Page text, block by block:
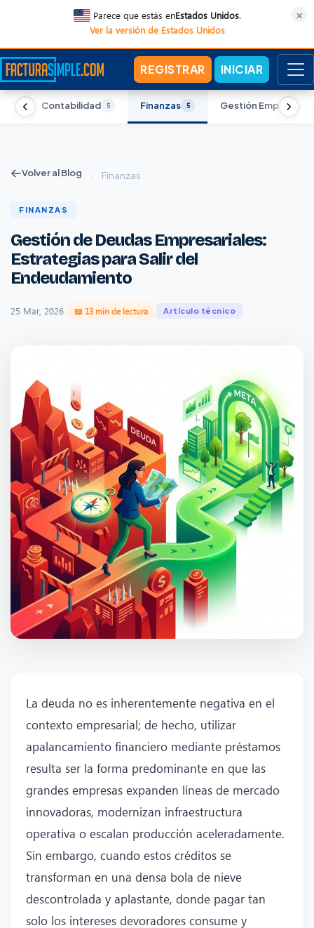
Parece que estás enEstados Unidos.
Ver la versión de Estados Unidos
×
REGISTRAR INICIAR
Contabilidad 5 Finanzas 5 Gestión Empresarial
Volver al Blog › Finanzas
FINANZAS
Gestión de Deudas Empresariales:
Estrategias para Salir del
Endeudamiento
25 Mar, 2026· 📖 13 min de lectura Artículo técnico
La deuda no es inherentemente negativa en el
contexto empresarial; de hecho, utilizar
apalancamiento financiero mediante préstamos
resulta ser la forma predominante en que las
grandes empresas expanden líneas de mercado
innovadoras, modernizan infraestructura
operativa o escalan producción aceleradamente.
Sin embargo, cuando estos créditos se
transforman en una densa bola de nieve
descontrolada y aplastante, donde pagar tan
solo los intereses devoradores consume y